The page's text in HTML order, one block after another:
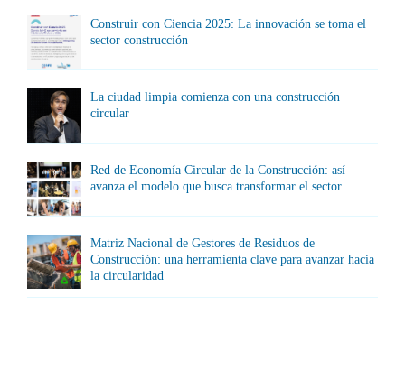
Construir con Ciencia 2025: La innovación se toma el
sector construcción
La ciudad limpia comienza con una construcción
circular
Red de Economía Circular de la Construcción: así
avanza el modelo que busca transformar el sector
Matriz Nacional de Gestores de Residuos de
Construcción: una herramienta clave para avanzar hacia
la circularidad